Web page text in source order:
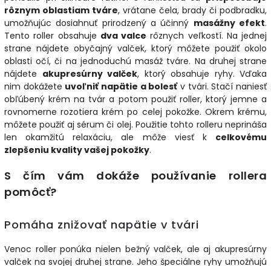
rôznym oblastiam tváre, vrátane čela, brady či podbradku,
umožňujúc dosiahnuť prirodzený a účinný masážny efekt.
Tento roller obsahuje dva valce rôznych veľkostí. Na jednej
strane nájdete obyčajný valček, ktorý môžete použiť okolo
oblasti očí, či na jednoduchú masáž tváre. Na druhej strane
nájdete akupresúrny valček, ktorý obsahuje ryhy. Vďaka
nim dokážete uvoľniť napätie a bolesťv tvári. Stačí naniesť
obľúbený krém na tvár a potom použiť roller, ktorý jemne a
rovnomerne rozotiera krém po celej pokožke. Okrem krému,
môžete použiť aj sérum či olej. Použitie tohto rolleru neprináša
len okamžitú relaxáciu, ale môže viesť k celkovému
zlepšeniu kvality vašej pokožky.
S čím vám dokáže používanie rollera
pomôcť?
Pomáha znižovať napätie v tvári
Venoc roller ponúka nielen bežný valček, ale aj akupresúrny
valček na svojej druhej strane. Jeho špeciálne ryhy umožňujú